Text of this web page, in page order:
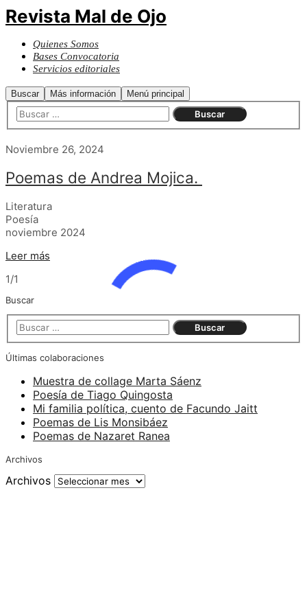
Revista Mal de Ojo
Quienes Somos
Bases Convocatoria
Servicios editoriales
Buscar Más información Menú principal
Noviembre 26, 2024
Poemas de Andrea Mojica.
Literatura
Poesía
noviembre 2024
Leer más
1/1
Buscar
Últimas colaboraciones
Muestra de collage Marta Sáenz
Poesía de Tiago Quingosta
Mi familia política, cuento de Facundo Jaitt
Poemas de Lis Monsibáez
Poemas de Nazaret Ranea
Archivos
Archivos